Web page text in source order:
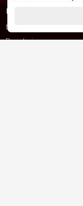
Informacije
Novosti & Promocije
Brandovi